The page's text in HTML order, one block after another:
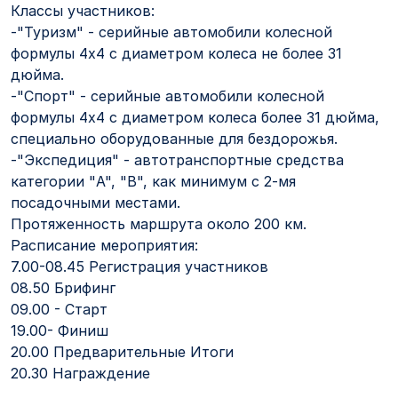
Классы участников:
-"Туризм" - серийные автомобили колесной
формулы 4x4 c диаметром колеса не более 31
дюйма.
-"Спорт" - серийные автомобили колесной
формулы 4x4 c диаметром колеса более 31 дюйма,
специально оборудованные для бездорожья.
-"Экспедиция" - автотранспортные средства
категории "A", "B", как минимум с 2-мя
посадочными местами.
Протяженность маршрута около 200 км.
Расписание мероприятия:
7.00-08.45 Регистрация участников
08.50 Брифинг
09.00 - Старт
19.00- Финиш
20.00 Предварительные Итоги
20.30 Награждение